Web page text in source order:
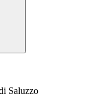
Saluzzo